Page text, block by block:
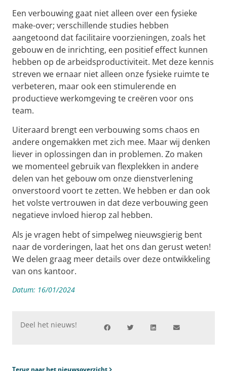
Een verbouwing gaat niet alleen over een fysieke
make-over; verschillende studies hebben
aangetoond dat facilitaire voorzieningen, zoals het
gebouw en de inrichting, een positief effect kunnen
hebben op de arbeidsproductiviteit. Met deze kennis
streven we ernaar niet alleen onze fysieke ruimte te
verbeteren, maar ook een stimulerende en
productieve werkomgeving te creëren voor ons
team.
Uiteraard brengt een verbouwing soms chaos en
andere ongemakken met zich mee. Maar wij denken
liever in oplossingen dan in problemen. Zo maken
we momenteel gebruik van flexplekken in andere
delen van het gebouw om onze dienstverlening
onverstoord voort te zetten. We hebben er dan ook
het volste vertrouwen in dat deze verbouwing geen
negatieve invloed hierop zal hebben.
Als je vragen hebt of simpelweg nieuwsgierig bent
naar de vorderingen, laat het ons dan gerust weten!
We delen graag meer details over deze ontwikkeling
van ons kantoor.
Datum: 16/01/2024
Deel het nieuws!
Terug naar het nieuwsoverzicht